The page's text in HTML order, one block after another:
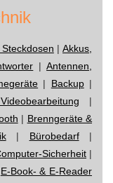
|Akkus,
|Antennen,
| Backup|
|
| Brenngeräte &
| Bürobedarf|
Sicherheit |
E-Book- & E-Reader